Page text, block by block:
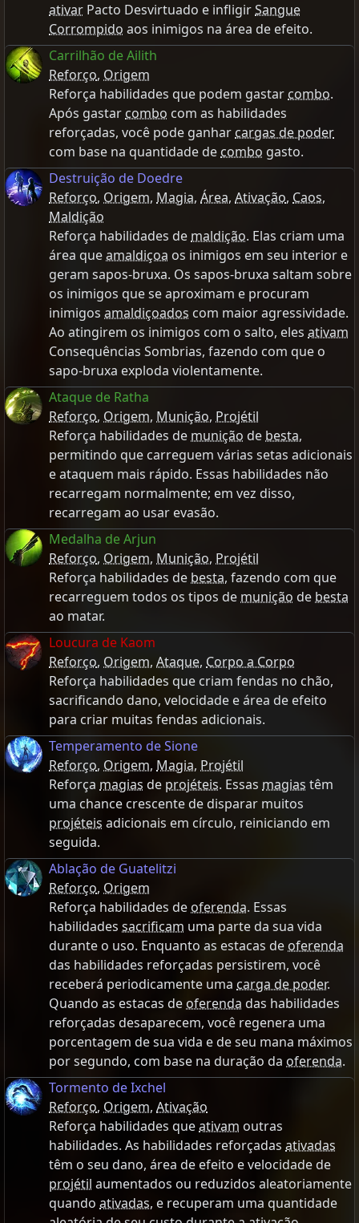
ativar Pacto Desvirtuado e infligirSangue
Corrompido aos inimigos na área de efeito.
Carrilhão de Ailith
Reforço, Origem
Reforça habilidades que podem gastar combo.
Após gastar combo com as habilidades
reforçadas, você pode ganhar cargas de poder
com base na quantidade de combo gasto.
Destruição de Doedre
Reforço, Origem, Magia, Área, Ativação, Caos,
Maldição
Reforça habilidades de maldição. Elas criam uma
área queamaldiçoa os inimigos em seu interior e
geram sapos-bruxa. Os sapos-bruxa saltam sobre
os inimigos que se aproximam e procuram
inimigos amaldiçoados com maior agressividade.
Ao atingirem os inimigos com o salto, eles ativam
Consequências Sombrias, fazendo com que o
sapo-bruxa exploda violentamente.
Ataque de Ratha
Reforço, Origem, Munição, Projétil
Reforça habilidades de munição de besta,
permitindo que carreguem várias setas adicionais
e ataquem mais rápido. Essas habilidades não
recarregam normalmente; em vez disso,
recarregam ao usar evasão.
Medalha de Arjun
Reforço, Origem, Munição, Projétil
Reforça habilidades de besta, fazendo com que
recarreguem todos os tipos de munição de besta
ao matar.
Loucura de Kaom
Reforço, Origem, Ataque, Corpo a Corpo
Reforça habilidades que criam fendas no chão,
sacrificando dano, velocidade e área de efeito
para criar muitas fendas adicionais.
Temperamento de Sione
Reforço, Origem, Magia, Projétil
Reforça magias de projéteis. Essas magias têm
uma chance crescente de disparar muitos
projéteis adicionais em círculo, reiniciando em
seguida.
Ablação de Guatelitzi
Reforço, Origem
Reforça habilidades deoferenda. Essas
habilidades sacrificam uma parte da sua vida
durante o uso. Enquanto as estacas de oferenda
das habilidades reforçadas persistirem, você
receberá periodicamente uma carga de poder.
Quando as estacas deoferenda das habilidades
reforçadas desaparecem, você regenera uma
porcentagem de sua vida e de seu mana máximos
por segundo, com base na duração da oferenda.
Tormento de Ixchel
Reforço, Origem, Ativação
Reforça habilidades queativam outras
habilidades. As habilidades reforçadas ativadas
têm o seu dano, área de efeito e velocidade de
projétil aumentados ou reduzidos aleatoriamente
quando ativadas, e recuperam uma quantidade